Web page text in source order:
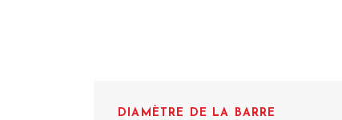
DIAMÈTRE DE LA BARRE